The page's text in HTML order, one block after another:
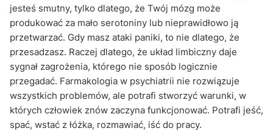
jesteś smutny, tylko dlatego, że Twój mózg może
produkować za mało serotoniny lub nieprawidłowo ją
przetwarzać. Gdy masz ataki paniki, to nie dlatego, że
przesadzasz. Raczej dlatego, że układ limbiczny daje
sygnał zagrożenia, którego nie sposób logicznie
przegadać. Farmakologia w psychiatrii nie rozwiązuje
wszystkich problemów, ale potrafi stworzyć warunki, w
których człowiek znów zaczyna funkcjonować. Potrafi jeść,
spać, wstać z łóżka, rozmawiać, iść do pracy.